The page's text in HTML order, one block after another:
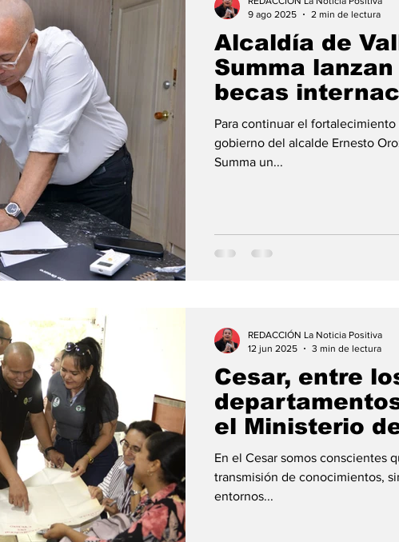
Economía Economía
Folclore Regional Educación Ciencia
Alcaldía de
Summa
becas
Para continuar el
gobierno del alcalde Ernesto
Summa un...
9 ago 2025
2 min de lectura
Cesar, entre
el Ministerio
como modelo
Integral de
En el Cesar somos conscientes
transmisión de conocimientos,
entornos...
REDACCIÓN La Noticia Positiva
12 jun 2025
3 min de lectura